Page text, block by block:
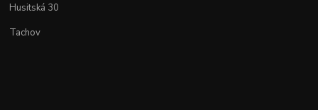
Husitská 30
Tachov